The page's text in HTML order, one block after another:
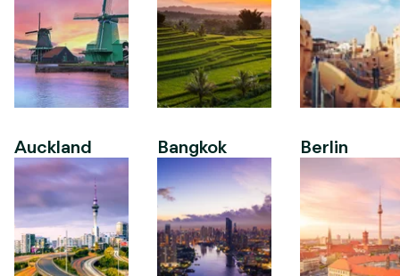
Auckland Bangkok Berlin